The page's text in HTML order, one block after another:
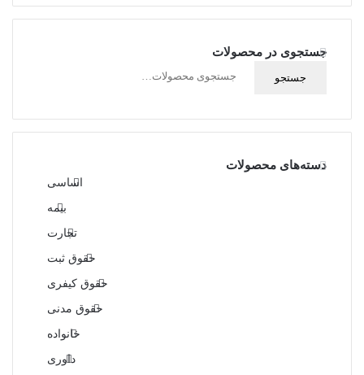
جستجوی در محصولات
جستجو
دسته‌های محصولات
اساسی
بیمه
تجارت
حقوق ثبت
حقوق کیفری
حقوق مدنی
خانواده
داوری